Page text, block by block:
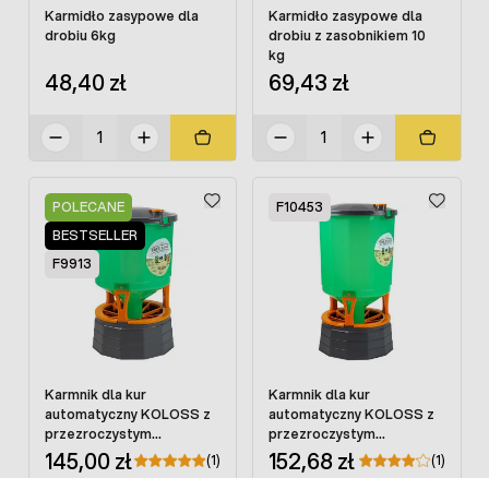
Karmidło zasypowe dla
drobiu 6kg
48,40 zł
Karmidło zasypowe dla
drobiu z zasobnikiem 10
kg
69,43 zł
POLECANE
BESTSELLER
F9913
Karmnik dla kur
automatyczny KOLOSS z
przezroczystym
zasobnikiem 25 kg
145,00 zł (1)
F10453
Karmnik dla kur
automatyczny KOLOSS z
przezroczystym
zasobnikiem 35 kg
152,68 zł (1)